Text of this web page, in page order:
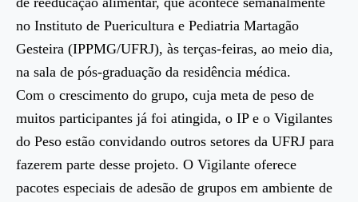
no Instituto de Puericultura e Pediatria Martagão
Gesteira (IPPMG/UFRJ), às terças-feiras, ao meio dia,
na sala de pós-graduação da residência médica.
Com o crescimento do grupo, cuja meta de peso de
muitos participantes já foi atingida, o IP e o Vigilantes
do Peso estão convidando outros setores da UFRJ para
fazerem parte desse projeto. O Vigilante oferece
pacotes especiais de adesão de grupos em ambiente de